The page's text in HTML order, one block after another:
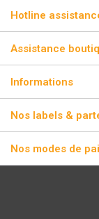
ÉCLAIR
Hotline
Assistance
Informations
Nos labels &
Nos modes de